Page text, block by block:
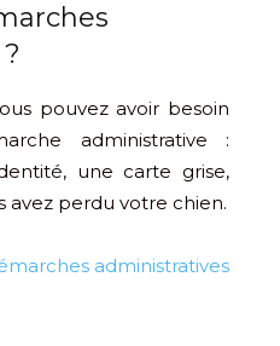
pouvez avoir besoin
administrative :
une carte grise,
avez perdu votre chien.
administratives